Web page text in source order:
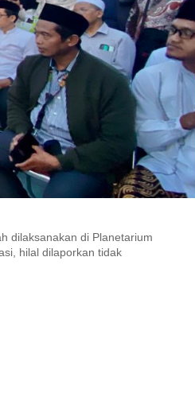
dilaksanakan di Planetarium
hilal dilaporkan tidak